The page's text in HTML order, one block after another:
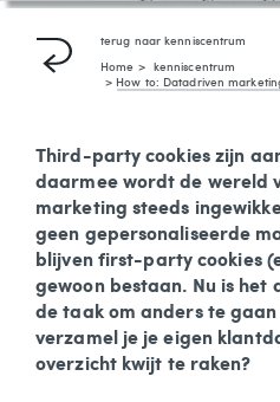
terug naarkenniscentrum
Home
kenniscentrum
How to: Datadriven
Third-party cookies zijn
daarmee wordt de wereld
marketing steeds
geen gepersonaliseerde
blijven first-party cookies
gewoon bestaan. Nu is
de taak om anders te
verzamel je je eigen
overzicht kwijt te raken?